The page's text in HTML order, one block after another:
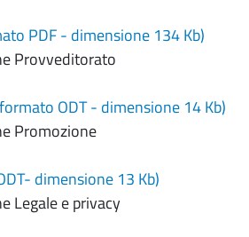
PDF - dimensione 134 Kb)
Provveditorato
ODT - dimensione 14 Kb)
Promozione
dimensione 13 Kb)
Legale e privacy